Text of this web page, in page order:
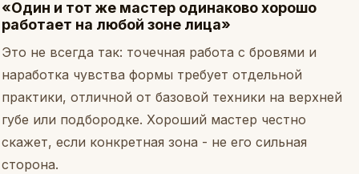
«Один и тот же мастер одинаково хорошо
работает на любой зоне лица»
Это не всегда так: точечная работа с бровями и
наработка чувства формы требует отдельной
практики, отличной от базовой техники на верхней
губе или подбородке. Хороший мастер честно
скажет, если конкретная зона - не его сильная
сторона.